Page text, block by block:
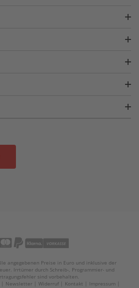
angegebenen Preise in Euro und inklusive der
Irrtümer durch Schreib-, Programmier- und
sind vorbehalten.
Newsletter Widerruf Kontakt
Impressum